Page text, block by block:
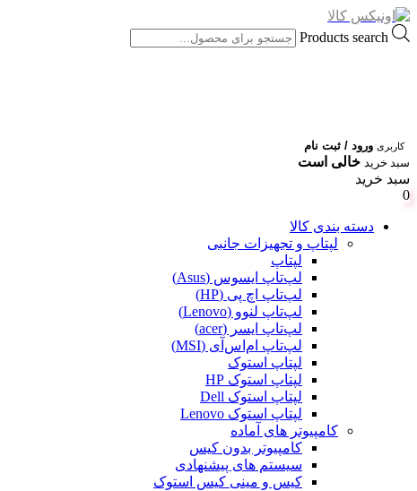
Products search
کاربری ورود / ثبت نام
سبد خرید خالی است
سبد خرید
0
دسته بندی کالا
لپتاپ و تجهیزات جانبی
لپتاپ
لپ‌تاپ ایسوس (Asus)
لپ‌تاپ اچ پی (HP)
لپ‌تاپ لنوو (Lenovo)
لپ‌تاپ ایسر (acer)
لپ‌تاپ ام‌اس‌آی (MSI)
لپتاپ استوک
لپتاپ استوک HP
لپتاپ استوک Dell
لپتاپ استوک Lenovo
کامپیوتر های آماده
کامپیوتر بدون کیس
سیستم های پیشنهادی
کیس و مینی کیس استوک